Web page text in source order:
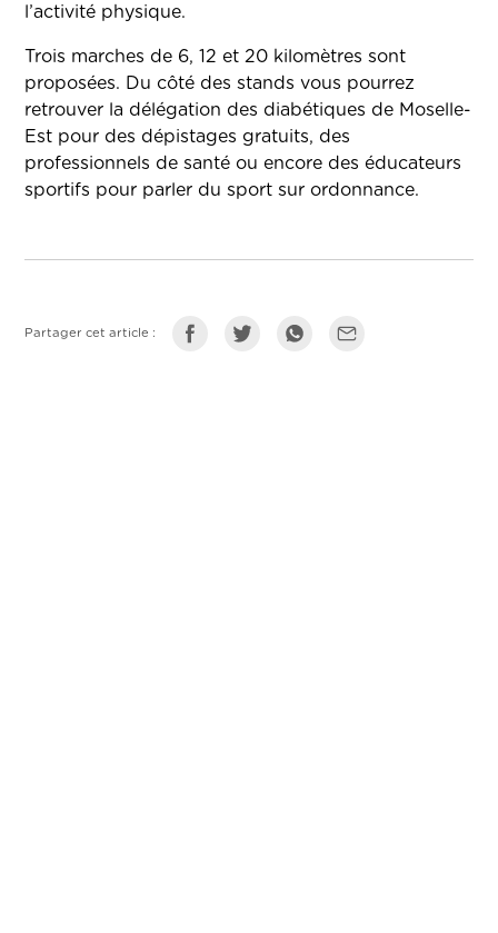
l’activité physique.
Trois marches de 6, 12 et 20 kilomètres sont
proposées. Du côté des stands vous pourrez
retrouver la délégation des diabétiques de Moselle-
Est pour des dépistages gratuits, des
professionnels de santé ou encore des éducateurs
sportifs pour parler du sport sur ordonnance.
Partager cet article :